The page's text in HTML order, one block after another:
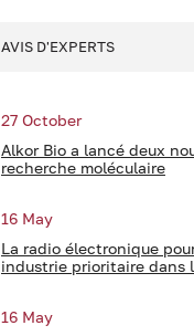
AVIS D'EXPERTS
27 October
Alkor Bio a lancé deux
recherche moléculaire
16 May
La radio électronique
industrie prioritaire dans
16 May